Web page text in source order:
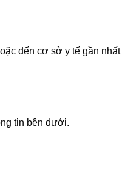
đến cơ sở y tế gần
tin bên dưới.